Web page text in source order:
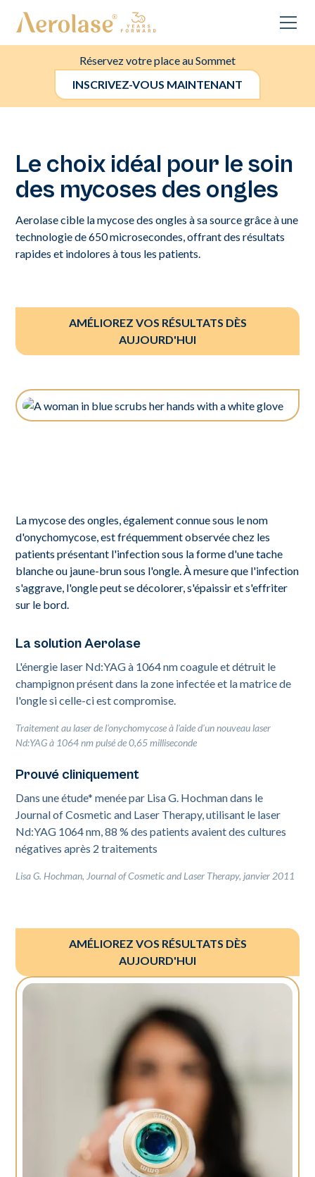
Réservez votre place au Sommet
INSCRIVEZ-VOUS MAINTENANT
Le choix idéal pour le soin
des mycoses des ongles
Aerolase cible la mycose des ongles à sa source grâce à une
technologie de 650 microsecondes, offrant des résultats
rapides et indolores à tous les patients.
AMÉLIOREZ VOS RÉSULTATS DÈS
AUJOURD'HUI
La mycose des ongles, également connue sous le nom
d'onychomycose, est fréquemment observée chez les
patients présentant l'infection sous la forme d'une tache
blanche ou jaune-brun sous l'ongle. À mesure que l'infection
s'aggrave, l'ongle peut se décolorer, s'épaissir et s'effriter
sur le bord.
La solution Aerolase
L'énergie laser Nd:YAG à 1064 nm coagule et détruit le
champignon présent dans la zone infectée et la matrice de
l'ongle si celle-ci est compromise.
Traitement au laser de l'onychomycose à l'aide d'un nouveau laser
Nd:YAG à 1064 nm pulsé de 0,65 milliseconde
Prouvé cliniquement
Dans une étude* menée par Lisa G. Hochman dans le
Journal of Cosmetic and Laser Therapy, utilisant le laser
Nd:YAG 1064 nm, 88 % des patients avaient des cultures
négatives après 2 traitements
Lisa G. Hochman, Journal of Cosmetic and Laser Therapy, janvier 2011
AMÉLIOREZ VOS RÉSULTATS DÈS
AUJOURD'HUI